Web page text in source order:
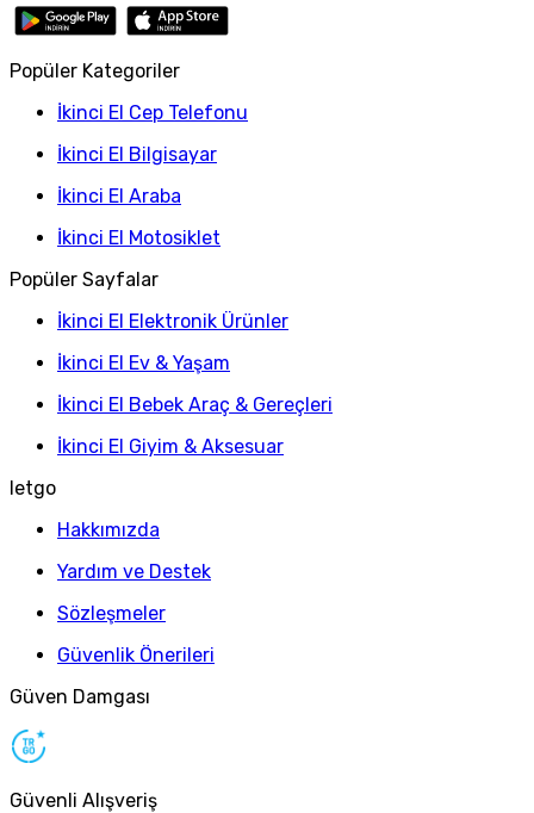
Popüler Kategoriler
İkinci El Cep Telefonu
İkinci El Bilgisayar
İkinci El Araba
İkinci El Motosiklet
Popüler Sayfalar
İkinci El Elektronik Ürünler
İkinci El Ev & Yaşam
İkinci El Bebek Araç & Gereçleri
İkinci El Giyim & Aksesuar
letgo
Hakkımızda
Yardım ve Destek
Sözleşmeler
Güvenlik Önerileri
Güven Damgası
Güvenli Alışveriş